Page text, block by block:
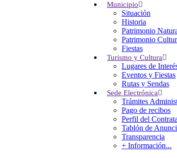
Municipio
Situación
Historia
Patrimonio
Patrimonio
Fiestas
Turismo y Cultura
Lugares de
Eventos y Fiestas
Rutas y Sendas
Sede Electrónica
Trámites
Pago de recibos
Perfil del
Tablón de
Transparencia
+ Información...